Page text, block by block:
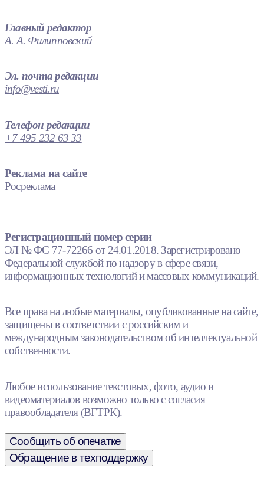
Главный редактор
А. А. Филипповский
Эл. почта редакции
info@vesti.ru
Телефон редакции
+7 495 232 63 33
Реклама на сайте
Росреклама
Регистрационный номер серии
ЭЛ № ФС 77-72266 от 24.01.2018. Зарегистрировано
Федеральной службой по надзору в сфере связи,
информационных технологий и массовых коммуникаций.
Все права на любые материалы, опубликованные на сайте,
защищены в соответствии с российским и
международным законодательством об интеллектуальной
собственности.
Любое использование текстовых, фото, аудио и
видеоматериалов возможно только с согласия
правообладателя (ВГТРК).
Сообщить об опечатке
Обращение в техподдержку